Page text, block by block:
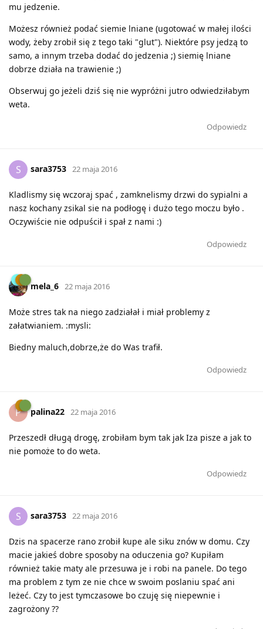
mu jedzenie.
Możesz również podać siemie lniane (ugotować w małej ilości
wody, żeby zrobił się z tego taki "glut"). Niektóre psy jedzą to
samo, a innym trzeba dodać do jedzenia ;) siemię lniane
dobrze działa na trawienie ;)
Obserwuj go jeżeli dziś się nie wypróżni jutro odwiedziłabym
weta.
Odpowiedz
S sara3753 22 maja 2016
Kladlismy się wczoraj spać , zamknelismy drzwi do sypialni a
nasz kochany zsikal sie na podłogę i dużo tego moczu było .
Oczywiście nie odpuścił i spał z nami :)
Odpowiedz
mela_6 22 maja 2016
Może stres tak na niego zadziałał i miał problemy z
załatwianiem. :mysli:
Biedny maluch,dobrze,że do Was trafił.
Odpowiedz
P palina22 22 maja 2016
Przeszedł długą drogę, zrobiłam bym tak jak Iza pisze a jak to
nie pomoże to do weta.
Odpowiedz
S sara3753 22 maja 2016
Dzis na spacerze rano zrobił kupe ale siku znów w domu. Czy
macie jakieś dobre sposoby na oduczenia go? Kupiłam
również takie maty ale przesuwa je i robi na panele. Do tego
ma problem z tym ze nie chce w swoim poslaniu spać ani
leżeć. Czy to jest tymczasowe bo czuję się niepewnie i
zagrożony ??